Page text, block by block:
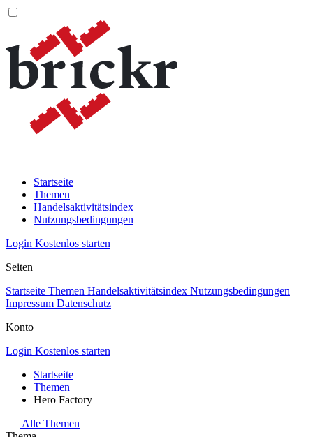
Startseite
Themen
Handelsaktivitätsindex
Nutzungsbedingungen
Login Kostenlos starten
Seiten
Startseite Themen Handelsaktivitätsindex Nutzungsbedingungen
Impressum Datenschutz
Konto
Login Kostenlos starten
Startseite
Themen
Hero Factory
Alle Themen